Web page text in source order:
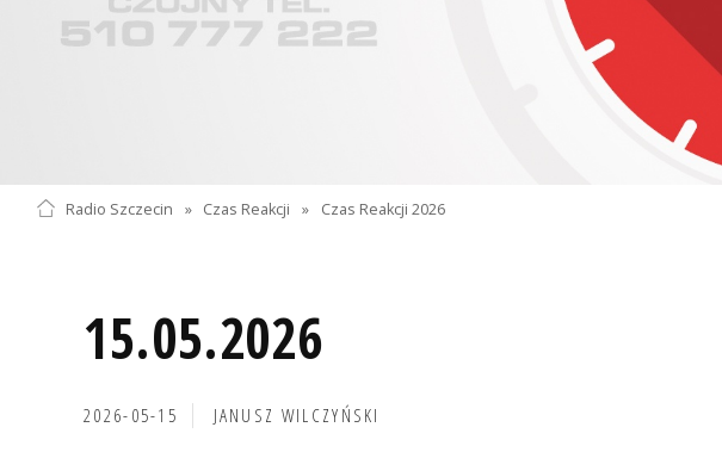
Radio Szczecin » Czas Reakcji » Czas Reakcji 2026
15.05.2026
2026-05-15 JANUSZ WILCZYŃSKI